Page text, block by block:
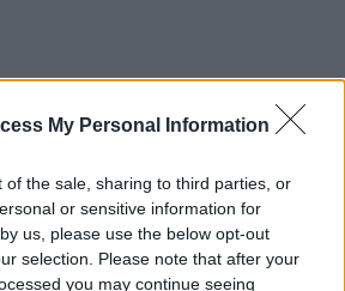
My Personal Information
of the sale, sharing to third parties, or
or sensitive information for
us, please use the below opt-out
selection. Please note that after your
you may continue seeing
anos
Onze distritos do
continente sob aviso
amarelo devido à chuva e
trovoada